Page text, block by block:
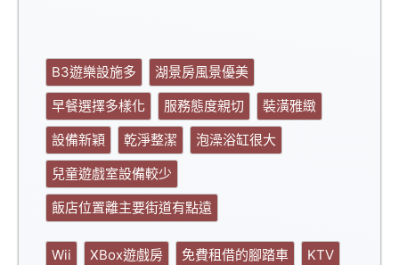
B3遊樂設施多
湖景房風景優美
早餐選擇多樣化
服務態度親切
裝潢雅緻
設備新穎
乾淨整潔
泡澡浴缸很大
兒童遊戲室設備較少
飯店位置離主要街道有點遠
Wii XBox遊戲房 免費租借的腳踏車
KTV